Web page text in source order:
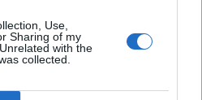
Use,
Sharing of my
with the
collected.